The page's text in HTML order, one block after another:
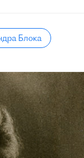
Блока